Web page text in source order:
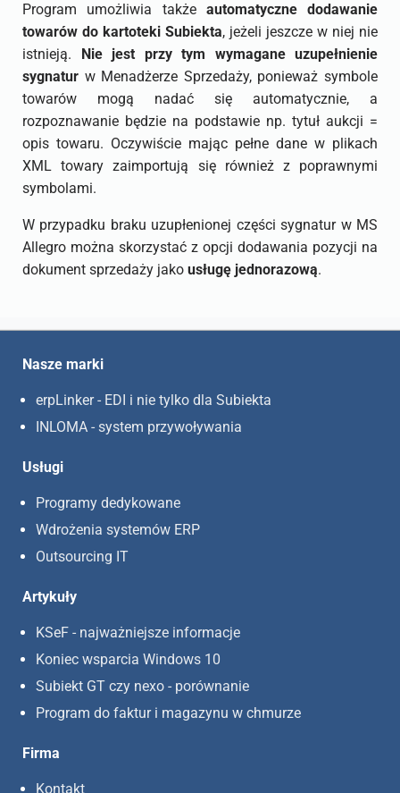
Program umożliwia także automatyczne dodawanie
towarów do kartoteki Subiekta, jeżeli jeszcze w niej nie
istnieją. Nie jest przy tym wymagane uzupełnienie
sygnatur w Menadżerze Sprzedaży, ponieważ symbole
towarów mogą nadać się automatycznie, a
rozpoznawanie będzie na podstawie np. tytuł aukcji =
opis towaru. Oczywiście mając pełne dane w plikach
XML towary zaimportują się również z poprawnymi
symbolami.
W przypadku braku uzupłenionej części sygnatur w MS
Allegro można skorzystać z opcji dodawania pozycji na
dokument sprzedaży jako usługę jednorazową.
Nasze marki
erpLinker - EDI i nie tylko dla Subiekta
INLOMA - system przywoływania
Usługi
Programy dedykowane
Wdrożenia systemów ERP
Outsourcing IT
Artykuły
KSeF - najważniejsze informacje
Koniec wsparcia Windows 10
Subiekt GT czy nexo - porównanie
Program do faktur i magazynu w chmurze
Firma
Kontakt